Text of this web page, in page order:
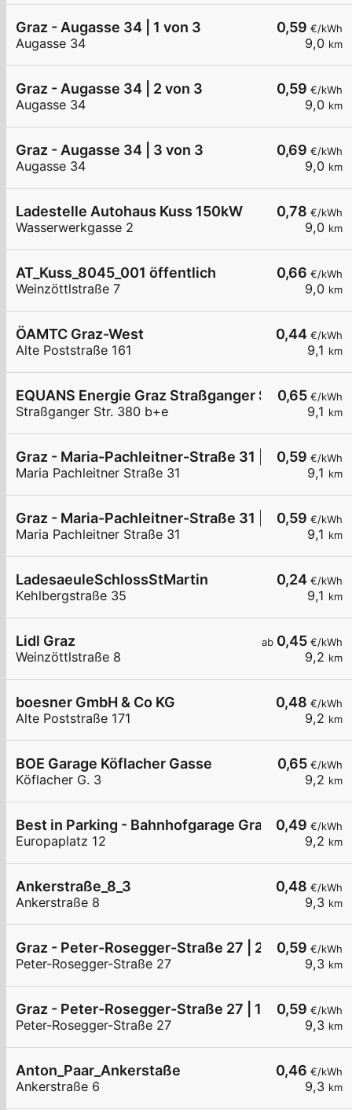
0,59 €/kWh
9,0 km
Graz - Augasse 34 | 1 von 3
Augasse 34
0,59 €/kWh
9,0 km
Graz - Augasse 34 | 2 von 3
Augasse 34
0,69 €/kWh
9,0 km
Graz - Augasse 34 | 3 von 3
Augasse 34
0,78 €/kWh
9,0 km
Ladestelle Autohaus Kuss 150kW
Wasserwerkgasse 2
0,66 €/kWh
9,0 km
AT_Kuss_8045_001 öffentlich
Weinzöttlstraße 7
0,44 €/kWh
9,1 km
ÖAMTC Graz-West
Alte Poststraße 161
0,65 €/kWh
9,1 km
EQUANS Energie Graz Straßganger Straße 380
Straßganger Str. 380 b+e
0,59 €/kWh
9,1 km
Graz - Maria-Pachleitner-Straße 31 | 2 von 2
Maria Pachleitner Straße 31
0,59 €/kWh
9,1 km
Graz - Maria-Pachleitner-Straße 31 | 1 von 2
Maria Pachleitner Straße 31
0,24 €/kWh
9,1 km
LadesaeuleSchlossStMartin
Kehlbergstraße 35
ab 0,45 €/kWh
9,2 km
Lidl Graz
Weinzöttlstraße 8
0,48 €/kWh
9,2 km
boesner GmbH & Co KG
Alte Poststraße 171
0,65 €/kWh
9,2 km
BOE Garage Köflacher Gasse
Köflacher G. 3
0,49 €/kWh
9,2 km
Best in Parking - Bahnhofgarage Graz
Europaplatz 12
0,48 €/kWh
9,3 km
Ankerstraße_8_3
Ankerstraße 8
0,59 €/kWh
9,3 km
Graz - Peter-Rosegger-Straße 27 | 2 von 2
Peter-Rosegger-Straße 27
0,59 €/kWh
9,3 km
Graz - Peter-Rosegger-Straße 27 | 1 von 2
Peter-Rosegger-Straße 27
0,46 €/kWh
9,3 km
Anton_Paar_Ankerstaße
Ankerstraße 6